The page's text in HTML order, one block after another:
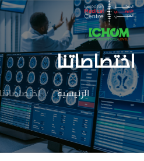
اختصاصاتنا
الرئيسية